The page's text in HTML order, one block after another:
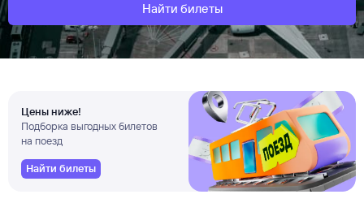
Найти билеты
Цены ниже!
Подборка выгодных билетов
на поезд
Найти билеты